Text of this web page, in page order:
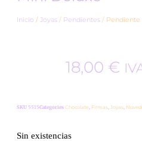
Inicio / Joyas / Pendientes / Pendiente
18,00 €
SKU 5515Categories Chocolate, Firmas, Joyas,
Sin existencias